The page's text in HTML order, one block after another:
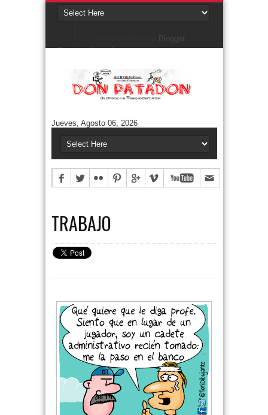
Blogger
Denunciar abuso
Cuentos/ Frases y más
CUENTOS DE FÚTBOL
NIEMBRO
Aguántanos en Twitter
Tweets by DonPatadon
Pages
Jueves, Agosto 06, 2026
TRABAJO